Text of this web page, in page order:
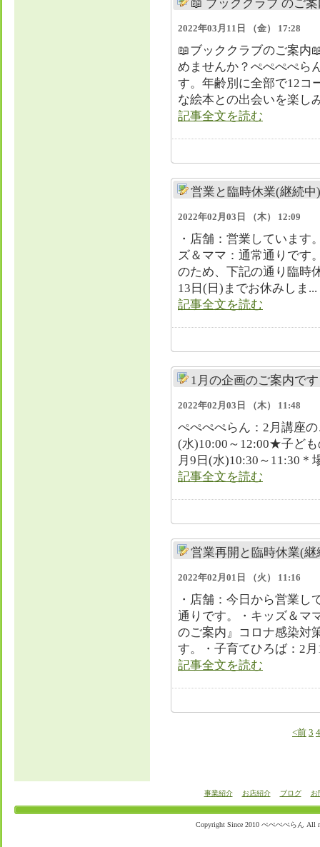
📖 ブッククラブ のご
2022年03月11日 （金） 17:28
📖ブッククラブのご案内
めませんか？ぺぺぺぺら
す。年齢別に全部で12
な絵本との出会いを楽し
記事全文を読む
営業と臨時休業(継続
2022年02月03日 （木） 12:09
・店舗：営業しています
ズ＆ママ：通常通りです
のため、下記の通り臨時
13日(日)までお休みしま...
記事全文を読む
1月の企画のご案内です
2022年02月03日 （木） 11:48
ぺぺぺぺらん：2月講座
(水)10:00～12:00★子ど
月9日(水)10:30～11:30＊
記事全文を読む
営業再開と臨時休業(
2022年02月01日 （火） 11:16
・店舗：今日から営業し
通りです。・キッズ＆マ
のご案内』コロナ感染対
す。・子育てひろば：2月
記事全文を読む
<前 3 4
事業紹介 お店紹介 ブログ お
Copyright Since 2010 ぺぺぺぺらん All